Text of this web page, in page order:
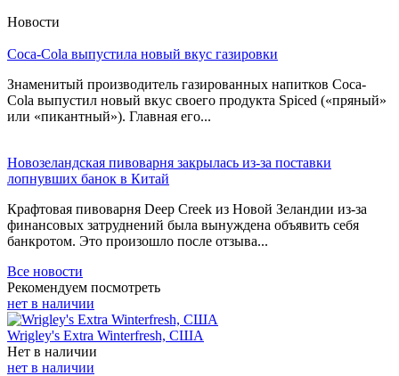
Новости
Coca-Cola выпустила новый вкус газировки
Знаменитый производитель газированных напитков Coca-
Cola выпустил новый вкус своего продукта Spiced («пряный»
или «пикантный»). Главная его...
Новозеландская пивоварня закрылась из-за поставки
лопнувших банок в Китай
Крафтовая пивоварня Deep Creek из Новой Зеландии из-за
финансовых затруднений была вынуждена объявить себя
банкротом. Это произошло после отзыва...
Все новости
Рекомендуем посмотреть
нет в наличии
Wrigley's Extra Winterfresh, США
Нет в наличии
нет в наличии